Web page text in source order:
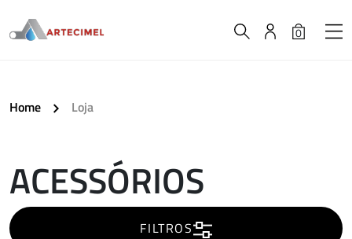
0
Home Loja
ACESSÓRIOS
FILTROS